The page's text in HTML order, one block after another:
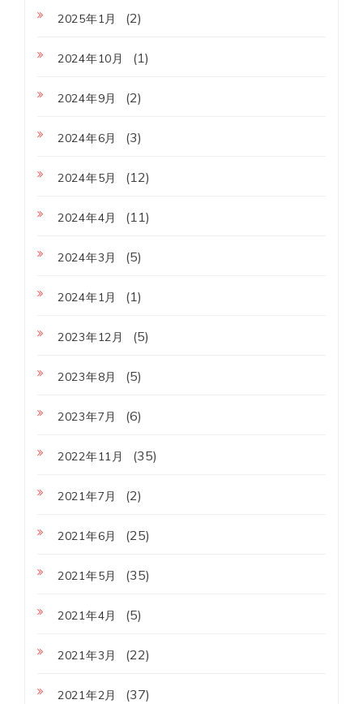
2025年1月 (2)
2024年10月 (1)
2024年9月 (2)
2024年6月 (3)
2024年5月 (12)
2024年4月 (11)
2024年3月 (5)
2024年1月 (1)
2023年12月 (5)
2023年8月 (5)
2023年7月 (6)
2022年11月 (35)
2021年7月 (2)
2021年6月 (25)
2021年5月 (35)
2021年4月 (5)
2021年3月 (22)
2021年2月 (37)